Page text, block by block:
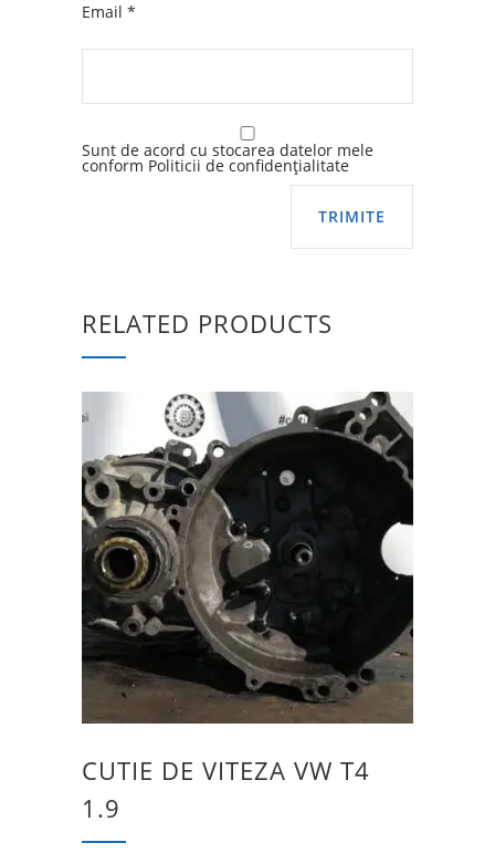
Email *
Sunt de acord cu stocarea datelor mele
conform Politicii de confidențialitate
RELATED PRODUCTS
CUTIE DE VITEZA VW T4
1.9